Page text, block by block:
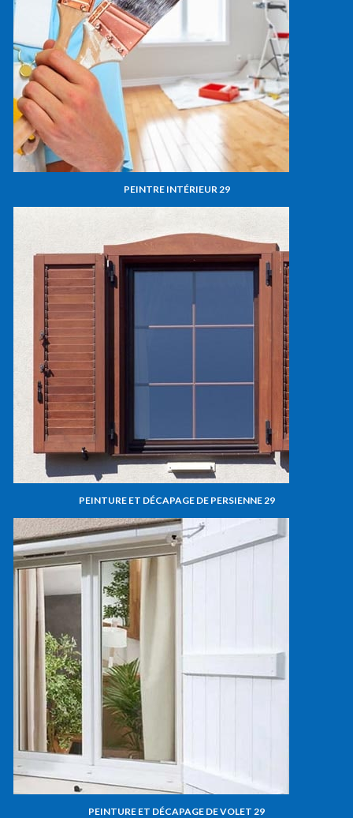
PEINTRE INTÉRIEUR 29
PEINTURE ET DÉCAPAGE DE PERSIENNE 29
PEINTURE ET DÉCAPAGE DE VOLET 29